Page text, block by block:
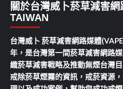
關於台灣威卜菸草減害
TAIWAN
台灣威卜 菸草減害網路媒體
年，是台灣第一間菸草減害網路
織菸草減害戰略及推動無煙台灣
戒除菸草煙霧的資訊，戒菸資源